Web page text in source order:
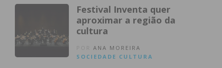
Festival Inventa quer
aproximar a região da
cultura
PORANA MOREIRA
SOCIEDADE CULTURA